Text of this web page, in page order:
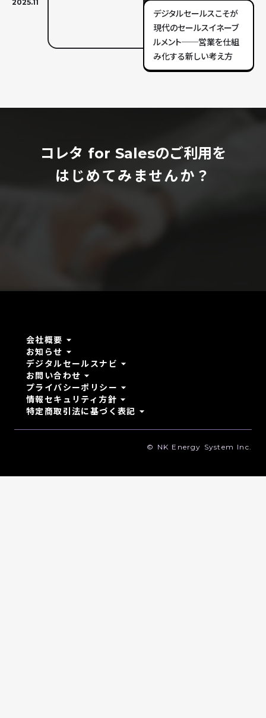
2025.11
デジタルセールスこそが
現代のセールスイネーブ
ルメント──営業を仕組
み化する新しい考え方
コレタ for Salesのご利用を
はじめてみませんか？
会社概要 arrow_drop_down
お知らせ arrow_drop_down
デジタルセールスナビ arrow_drop_down
お問い合わせ arrow_drop_down
プライバシーポリシー arrow_drop_down
情報セキュリティ方針 arrow_drop_down
特定商取引法に基づく表記 arrow_drop_down
© NK Energy System Inc.